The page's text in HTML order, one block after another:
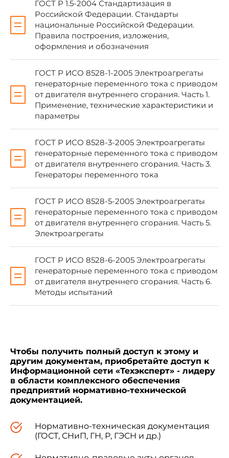
2 ВНЕСЕН Техническим комитетом по
стандартизации ТК 047 "Передвижная
энергетика"
Приказом Федерального агентства по
техническому регулированию и метрологии от
28 декабря 2005 г. N 367-ст
4 Настоящий стандарт идентичен
международному стандарту ИСО 8528-4:1993
"Электрогенераторные установки переменного
тока с поршневыми двигателями внутреннего
сгорания. Часть 4. Аппаратура управления и
коммутационная аппаратура" (ISO 8528-4:1993
"Reciprocating internal combustion engine driven
alternating current generating sets - Part 4:
Controlgear and switchgear".
указанного международного стандарта для
приведения в соответствие с ГОСТ Р 1.5
(подраздел 3.5).
которых приведены в дополнительном
приложении А
5 ВВЕДЕН ВПЕРВЫЕ
ГОСТ Р 1.5-2004 Стандартизация в
Российской Федерации. Стандарты
национальные Российской Федерации.
Правила построения, изложения,
оформления и обозначения
ГОСТ Р ИСО 8528-1-2005 Электроагрегаты
генераторные переменного тока с приводом
от двигателя внутреннего сгорания. Часть 1.
Применение, технические характеристики и
параметры
ГОСТ Р ИСО 8528-3-2005 Электроагрегаты
генераторные переменного тока с приводом
от двигателя внутреннего сгорания. Часть 3.
Генераторы переменного тока
ГОСТ Р ИСО 8528-5-2005 Электроагрегаты
генераторные переменного тока с приводом
от двигателя внутреннего сгорания. Часть 5.
Электроагрегаты
ГОСТ Р ИСО 8528-6-2005 Электроагрегаты
генераторные переменного тока с приводом
от двигателя внутреннего сгорания. Часть 6.
Методы испытаний
Чтобы получить полный доступ к этому и
другим документам, приобретайте доступ к
Информационной сети «Техэксперт» - лидеру
в области комплексного обеспечения
предприятий нормативно-технической
документацией.
Нормативно-техническая документация
(ГОСТ, СНиП, ГН, Р, ГЭСН и др.)